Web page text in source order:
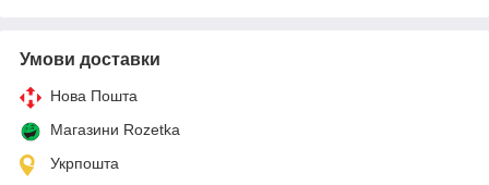
Умови доставки
Нова Пошта
Магазини Rozetka
Укрпошта